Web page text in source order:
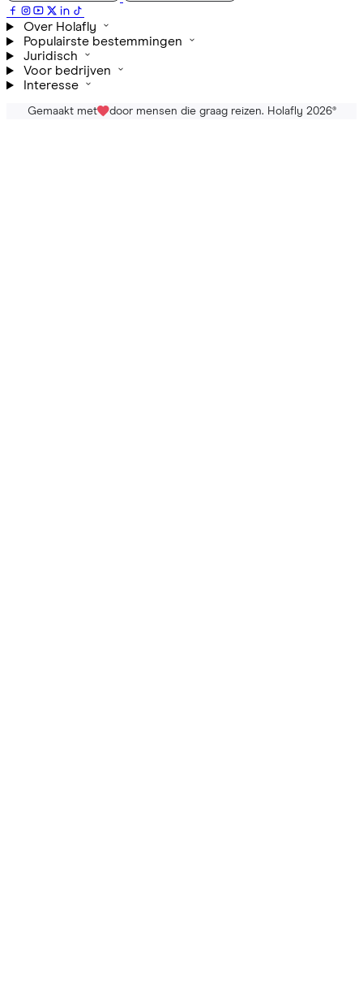
Over Holafly
Populairste bestemmingen
Juridisch
Voor bedrijven
Interesse
Gemaakt met door mensen die graag reizen. Holafly 2026®